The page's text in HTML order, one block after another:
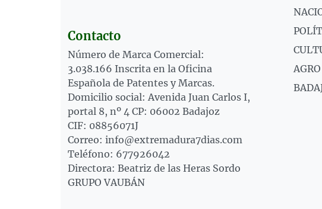
Contacto
Número de Marca Comercial:
3.038.166 Inscrita en la Oficina
Española de Patentes y Marcas.
Domicilio social: Avenida Juan Carlos I,
portal 8, nº 4 CP: 06002 Badajoz
CIF: 08856071J
Correo: info@extremadura7dias.com
Teléfono: 677926042
Directora: Beatriz de las Heras Sordo
GRUPO VAUBÁN
AGRO